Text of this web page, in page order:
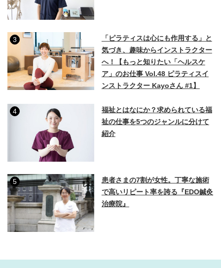
3
「ピラティスは心にも作用する」と
気づき、趣味からインストラクター
へ！【もっと知りたい「ヘルスケ
ア」のお仕事 Vol.48 ピラティスイ
ンストラクター Kayoさん #1】
4
福祉とはなにか？求められている福
祉の仕事を5つのジャンルに分けて
紹介
5
患者さまの7割が女性。丁寧な施術
で高いリピート率を誇る『EDO鍼灸
治療院』